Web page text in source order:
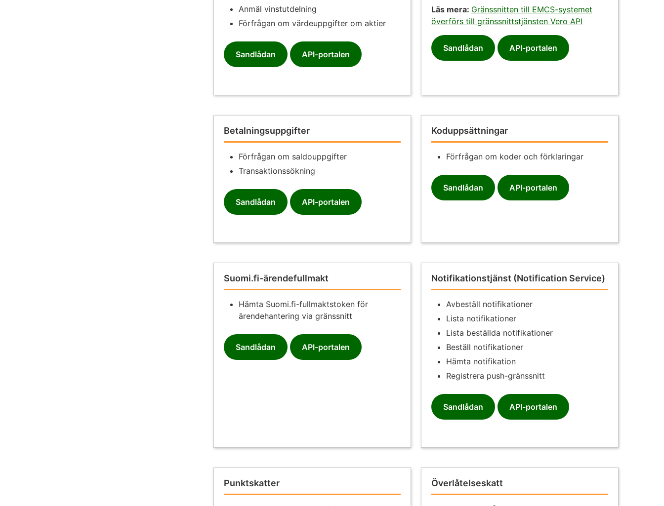
Anmäl vinstutdelning
Förfrågan om värdeuppgifter om aktier
Sandlådan API-portalen
Läs mera: Gränssnitten till EMCS-systemet
överförs till gränssnittstjänsten Vero API
Sandlådan API-portalen
Betalningsuppgifter
Förfrågan om saldouppgifter
Transaktionssökning
Sandlådan API-portalen
Koduppsättningar
Förfrågan om koder och förklaringar
Sandlådan API-portalen
Suomi.fi-ärendefullmakt
Hämta Suomi.fi-fullmaktstoken för
ärendehantering via gränssnitt
Sandlådan API-portalen
Notifikationstjänst (Notification Service)
Avbeställ notifikationer
Lista notifikationer
Lista beställda notifikationer
Beställ notifikationer
Hämta notifikation
Registrera push-gränssnitt
Sandlådan API-portalen
Punktskatter Överlåtelseskatt